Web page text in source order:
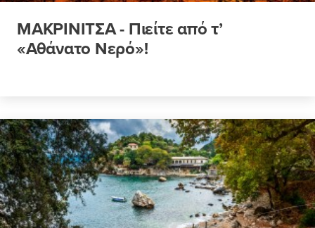
ΜΑΚΡΙΝΙΤΣΑ - Πιείτε από τ’
«Αθάνατο Νερό»!